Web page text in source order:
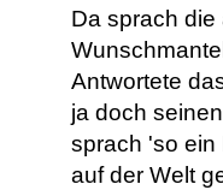
Da sprach die
Antwortete
ja doch
sprach 'so ein
auf der Welt